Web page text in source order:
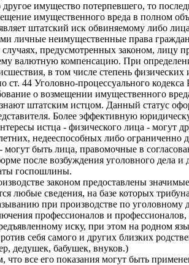
имущество потерпевшего, то
имущественного вреда в полном
штатский иск обвиняемому либо
личные неимущественные права
предусмотренных законом,
валютную компенсацию. При
в том числе степень
ст. 44 Уголовно-процессуального
о возмещении имущественного
штатским истцом. Данный статус
Более эффективную
истца - физического лица - могут
недееспособных либо
быть лица, правомочные в
после возбуждения уголовного дела и
госпошлины.
законом предоставлены
любые сведения, на базе которых
при производстве по
профессионалов и
иску, при этом на родном
себя самого и других близких
дедушек, бабушек, внуков.)
все его показания могут быть